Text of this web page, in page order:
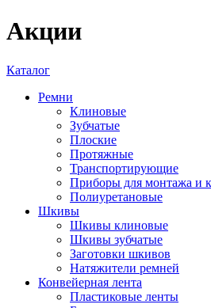
Акции
Каталог
Ремни
Клиновые
Зубчатые
Плоские
Протяжные
Транспортирующие
Приборы для монтажа и
Полиуретановые
Шкивы
Шкивы клиновые
Шкивы зубчатые
Заготовки шкивов
Натяжители ремней
Конвейерная лента
Пластиковые ленты